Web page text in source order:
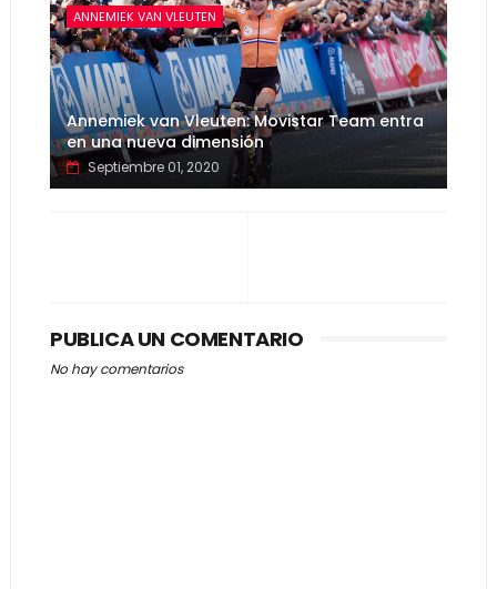
ANNEMIEK VAN VLEUTEN
Annemiek van Vleuten: Movistar Team entra
en una nueva dimensión
Septiembre 01, 2020
PUBLICA UN COMENTARIO
No hay comentarios